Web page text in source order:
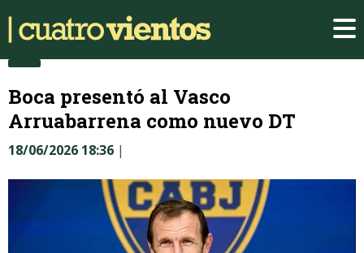
Boca presentó al Vasco
Arruabarrena como nuevo DT
18/06/2026 18:36 |